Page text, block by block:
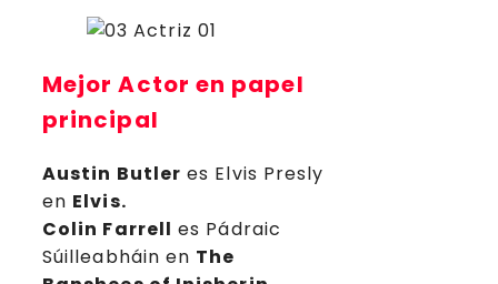
Mejor Actor en papel
principal
Austin Butler es Elvis Presly
en Elvis.
Colin Farrell es Pádraic
Súilleabháin en The